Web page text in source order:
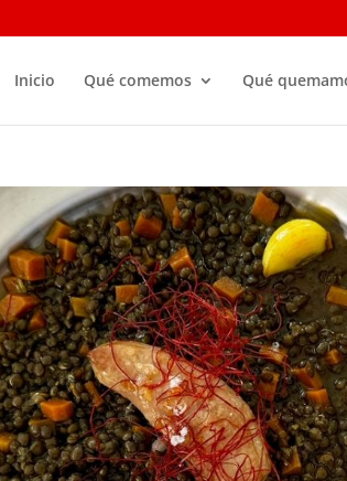
Inicio Qué comemos Qué